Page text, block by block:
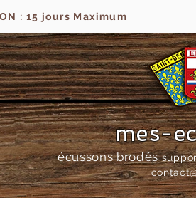
: 15 jours Maximum
mes-
écussons brodés